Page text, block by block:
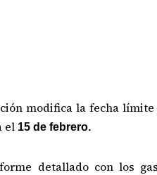
modifica la fecha
el 15 de febrero.
detallado con los